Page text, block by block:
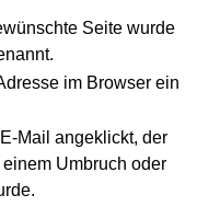
Seite wurde
im Browser ein
Mail angeklickt, der
Umbruch oder